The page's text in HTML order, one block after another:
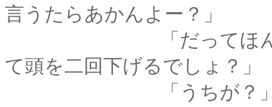
言うたらあかんよー？」
「だってほんとに可
て頭を二回下げるでしょ？」
「うちが？